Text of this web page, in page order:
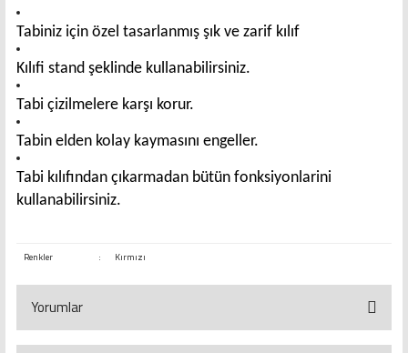
Tabiniz için özel tasarlanmış şık ve zarif kılıf
Kılıfi stand şeklinde kullanabilirsiniz.
Tabi çizilmelere karşı korur.
Tabin elden kolay kaymasını engeller.
Tabi kılıfından çıkarmadan bütün fonksiyonlarini
kullanabilirsiniz.
Renkler : Kırmızı
Yorumlar